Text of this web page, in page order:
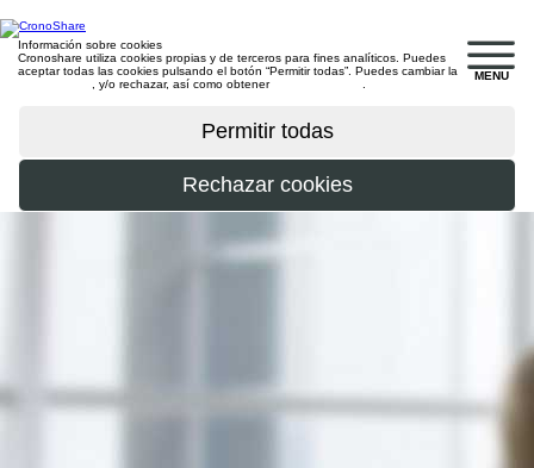
MENU
Información sobre cookies
Cronoshare utiliza cookies propias y de terceros para fines analíticos. Puedes
aceptar todas las cookies pulsando el botón “Permitir todas”. Puedes cambiar la
, y/o rechazar, así como obtener